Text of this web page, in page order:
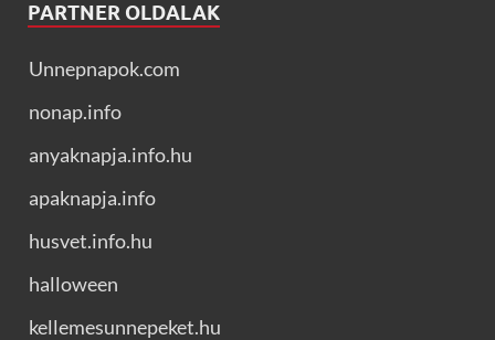
PARTNER OLDALAK
Unnepnapok.com
nonap.info
anyaknapja.info.hu
apaknapja.info
husvet.info.hu
halloween
kellemesunnepeket.hu